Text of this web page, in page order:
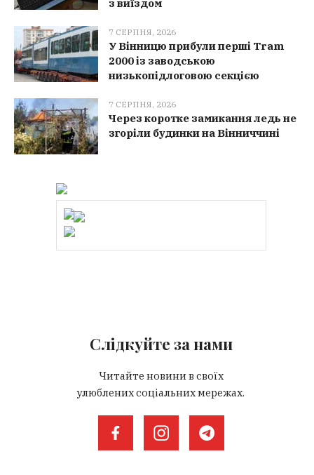
з виїздом
7 СЕРПНЯ, 2026
У Вінницю прибули перші Tram
2000 із заводською
низькопідлоговою секцією
7 СЕРПНЯ, 2026
Через коротке замикання ледь не
згоріли будинки на Вінниччині
Слідкуйте за нами
Читайте новини в своїх
улюблених соціальних мережах.